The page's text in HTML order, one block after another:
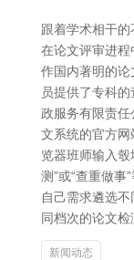
跟着学术相干
在论文评审进
作国内著明的
员提供了专科
政服务有限责
文系统的官方网
览器班师输入
测”或“查重做事
自己需求遴选
同档次的论文
新闻动态